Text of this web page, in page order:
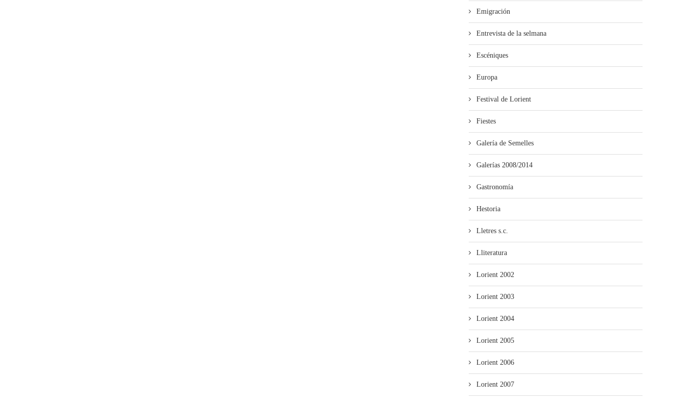
Emigración
Entrevista de la selmana
Escéniques
Europa
Festival de Lorient
Fiestes
Galería de Semelles
Galerías 2008/2014
Gastronomía
Hestoria
Lletres s.c.
Lliteratura
Lorient 2002
Lorient 2003
Lorient 2004
Lorient 2005
Lorient 2006
Lorient 2007